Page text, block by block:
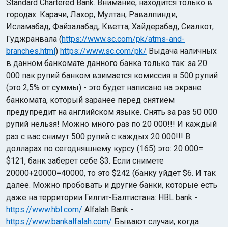
Standard Chartered Bank. Внимание, находится только в
городах: Карачи, Лахор, Мултан, Равалпинди,
Исламабад, Файзалабад, Кветта, Хайдерабад, Сиалкот,
Гуджранвала (https://www.sc.com/pk/atms-and-
branches.html) https://www.sc.com/pk/ Выдача наличных
в данном банкомате данного банка только так: за 20
000 пак рупий банком взимается комиссия в 500 рупий
(это 2,5% от суммы) - это будет написано на экране
банкомата, который заранее перед снятием
предупредит на английском языке. Снять за раз 50 000
рупий нельзя! Можно много раз по 20 000!!! И каждый
раз с вас снимут 500 рупий с каждых 20 000!!! В
долларах по сегодняшнему курсу (165) это: 20 000=
$121, банк заберет себе $3. Если снимете
20000+20000=40000, то это $242 (банку уйдет $6. И так
далее. Можно пробовать и другие банки, которые есть
даже на территории Гилгит-Балтистана: HBL bank -
https://www.hbl.com/ Alfalah Bank -
https://www.bankalfalah.com/ Бывают случаи, когда